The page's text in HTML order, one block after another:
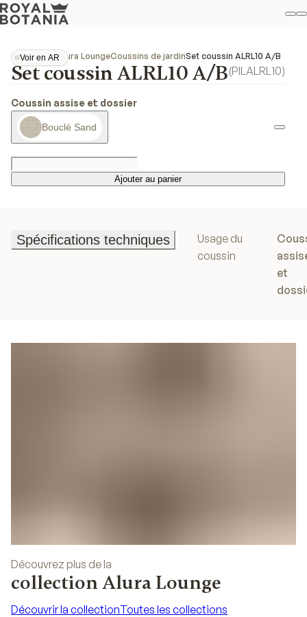
Voir en AR
Voir en AR
CollectionsAlura LoungeCoussins de jardinSet coussin ALRL10 A/B
Set coussin ALRL10 A/B(PILALRL10)
Coussin assise et dossier
Bouclé Sand
Ajouter au panier
Ajouter au panier
Spécifications techniques
Usage du
coussin
et
Découvrez plus de la
collection Alura Lounge
Découvrir la collectionToutes les collections